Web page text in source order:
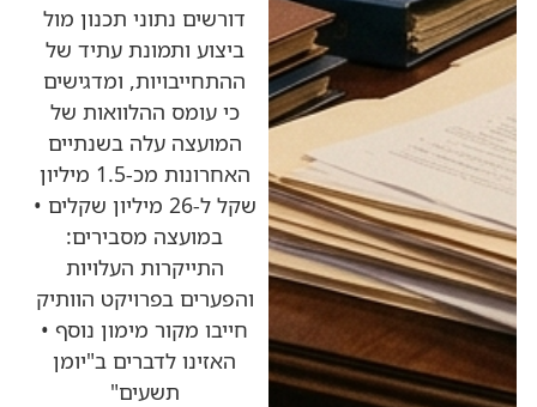
דורשים נתוני תכנון מול
ביצוע ותמונת עתיד של
ההתחייבויות, ומדגישים
כי עומס ההלוואות של
המועצה עלה בשנתיים
האחרונות מכ-1.5 מיליון
שקל ל-26 מיליון שקלים •
במועצה מסבירים:
התייקרות העלויות
והפערים בפרויקט הוותיק
חייבו מקור מימון נוסף •
האזינו לדברים ב"יומן
תשעים"